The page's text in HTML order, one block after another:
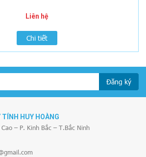
Liên hệ
Chi tiết
Đăng ký
HUY HOÀNG
– P. Kinh Bắc – T.Bắc Ninh